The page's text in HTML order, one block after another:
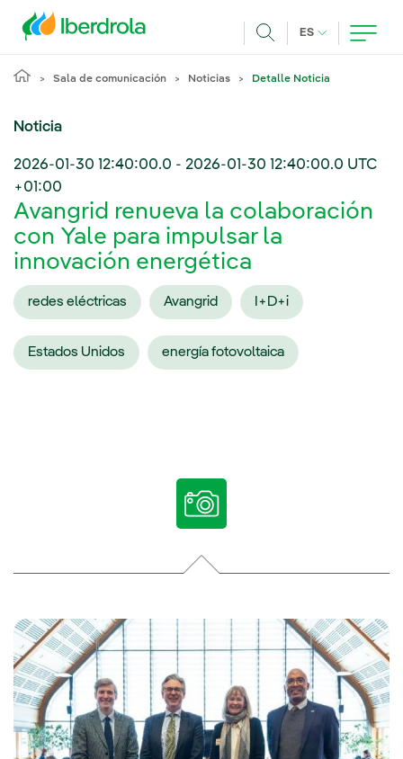
ES IDIOMA
Sala de comunicación Noticias Detalle Noticia
Noticia
2026-01-30 12:40:00.0 - 2026-01-30 12:40:00.0 UTC
+01:00
Avangrid renueva la colaboración
con Yale para impulsar la
innovación energética
redes eléctricas Avangrid I+D+i
Estados Unidos energía fotovoltaica